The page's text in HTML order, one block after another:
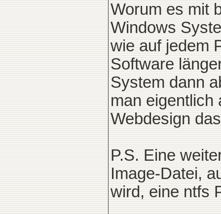
Worum es mit
Windows
wie auf jedem
Software
System dann
man eigentlich
Webdesign
P.S. Eine
Image-Datei,
wird, eine ntfs